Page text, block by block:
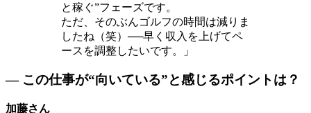
と稼ぐ”フェーズです。
ただ、そのぶんゴルフの時間は減りま
したね（笑）──早く収入を上げてペ
ースを調整したいです。」
― この仕事が“向いている”と感じるポイントは？
加藤さん